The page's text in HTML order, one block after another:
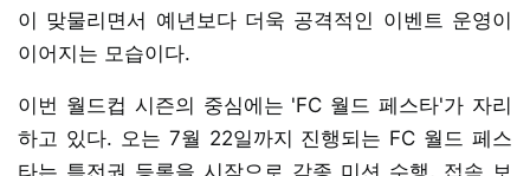
이 맞물리면서 예년보다 더욱 공격적인 이벤트 운영이
이어지는 모습이다.
이번 월드컵 시즌의 중심에는 'FC 월드 페스타'가 자리
하고 있다. 오는 7월 22일까지 진행되는 FC 월드 페스
타는 특전권 등록을 시작으로 각종 미션 수행, 접속 보